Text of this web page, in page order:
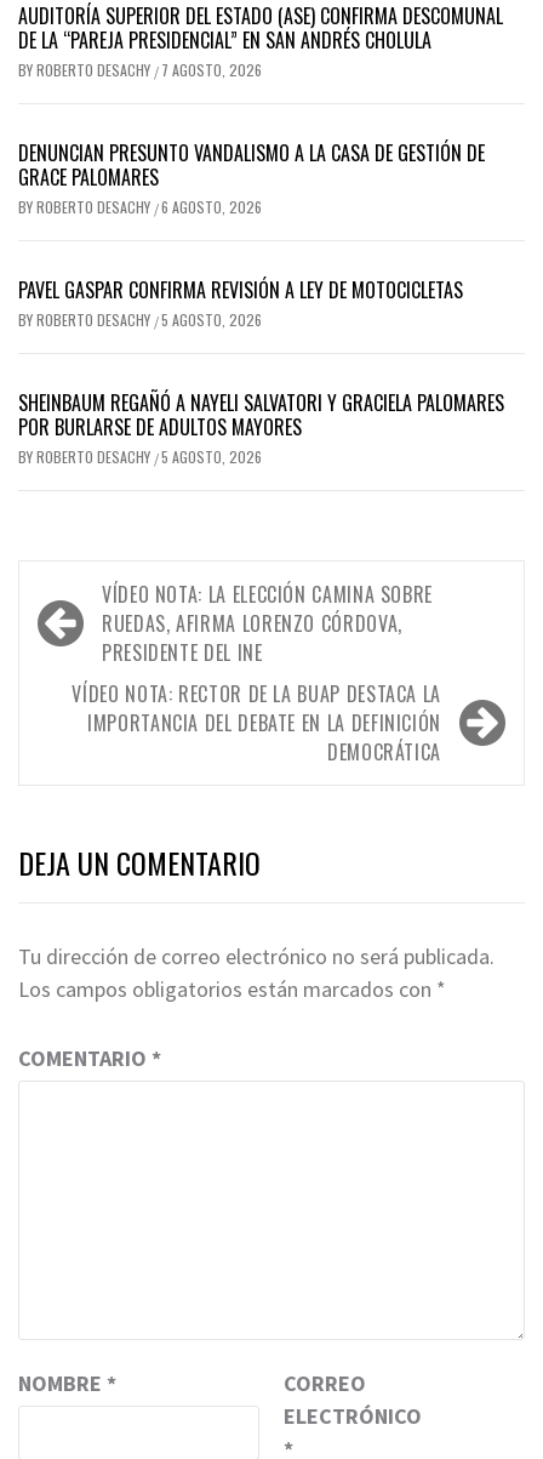
AUDITORÍA SUPERIOR DEL ESTADO (ASE) CONFIRMA DESCOMUNAL
DE LA “PAREJA PRESIDENCIAL” EN SAN ANDRÉS CHOLULA
BYROBERTO DESACHY / 7 AGOSTO, 2026
DENUNCIAN PRESUNTO VANDALISMO A LA CASA DE GESTIÓN DE
GRACE PALOMARES
BYROBERTO DESACHY /6 AGOSTO, 2026
PAVEL GASPAR CONFIRMA REVISIÓN A LEY DE MOTOCICLETAS
BYROBERTO DESACHY /5 AGOSTO, 2026
SHEINBAUM REGAÑÓ A NAYELI SALVATORI Y GRACIELA PALOMARES
POR BURLARSE DE ADULTOS MAYORES
BYROBERTO DESACHY /5 AGOSTO, 2026
Navegación
de
entradas
VÍDEO NOTA: LA ELECCIÓN CAMINA SOBRE
RUEDAS, AFIRMA LORENZO CÓRDOVA,
PRESIDENTE DEL INE
VÍDEO NOTA: RECTOR DE LA BUAP DESTACA LA
IMPORTANCIA DEL DEBATE EN LA DEFINICIÓN
DEMOCRÁTICA
DEJA UN COMENTARIO
Tu dirección de correo electrónico no será publicada.
Los campos obligatorios están marcados con *
COMENTARIO *
NOMBRE *
CORREO
ELECTRÓNICO
*